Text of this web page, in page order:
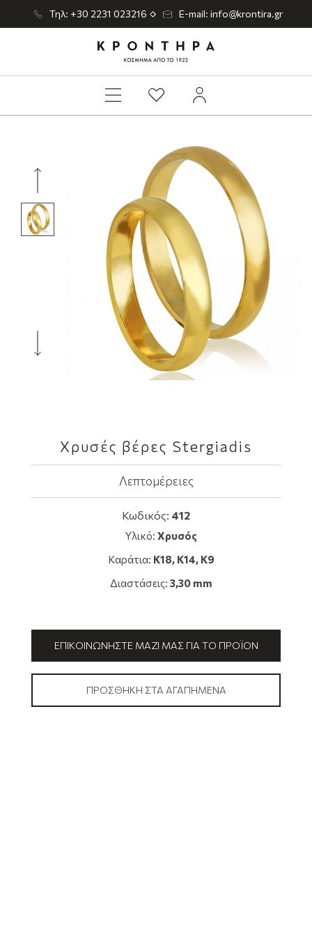
Τηλ: +30 2231 023216 E-mail: info@krontira.gr
Χρυσές βέρες Stergiadis
Λεπτομέρειες
Κωδικός: 412
Υλικό: Χρυσός
Καράτια: Κ18, K14, Κ9
Διαστάσεις: 3,30 mm
ΕΠΙΚΟΙΝΩΝΉΣΤΕ ΜΑΖΊ ΜΑΣ ΓΙΑ ΤΟ ΠΡΟΪΌΝ
ΠΡΟΣΘΉΚΗ ΣΤΑ ΑΓΑΠΗΜΈΝΑ